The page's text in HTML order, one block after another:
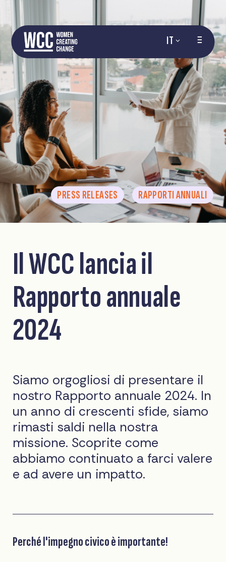
IT
PRESS RELEASES RAPPORTI ANNUALI
Il WCC lancia il
Rapporto annuale
2024
Siamo orgogliosi di presentare il
nostro Rapporto annuale 2024. In
un anno di crescenti sfide, siamo
rimasti saldi nella nostra
missione. Scoprite come
abbiamo continuato a farci valere
e ad avere un impatto.
Perché l'impegno civico è importante!